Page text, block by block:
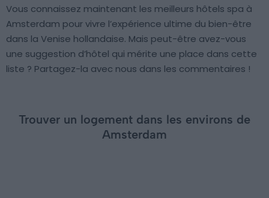
Vous connaissez maintenant les meilleurs hôtels spa à
Amsterdam pour vivre l’expérience ultime du bien-être
dans la Venise hollandaise. Mais peut-être avez-vous
une suggestion d’hôtel qui mérite une place dans cette
liste ? Partagez-la avec nous dans les commentaires !
Trouver un logement dans les environs de
Amsterdam